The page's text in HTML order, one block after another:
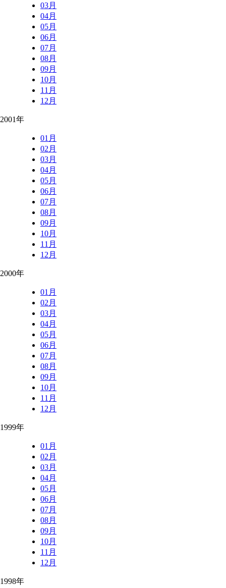
03月
04月
05月
06月
07月
08月
09月
10月
11月
12月
2001年
01月
02月
03月
04月
05月
06月
07月
08月
09月
10月
11月
12月
2000年
01月
02月
03月
04月
05月
06月
07月
08月
09月
10月
11月
12月
1999年
01月
02月
03月
04月
05月
06月
07月
08月
09月
10月
11月
12月
1998年